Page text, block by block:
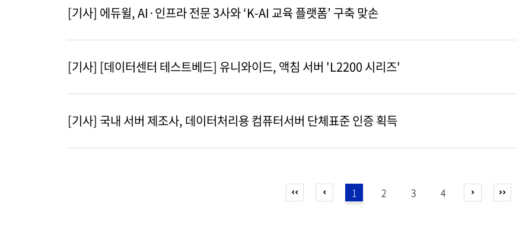
[기사] 에듀윌, AI·인프라 전문 3사와 ‘K-AI 교육 플랫폼’ 구축 맞손
[기사] [데이터센터 테스트베드] 유니와이드, 액침 서버 'L2200 시리즈'
[기사] 국내 서버 제조사, 데이터처리용 컴퓨터서버 단체표준 인증 획득
1 2 3 4